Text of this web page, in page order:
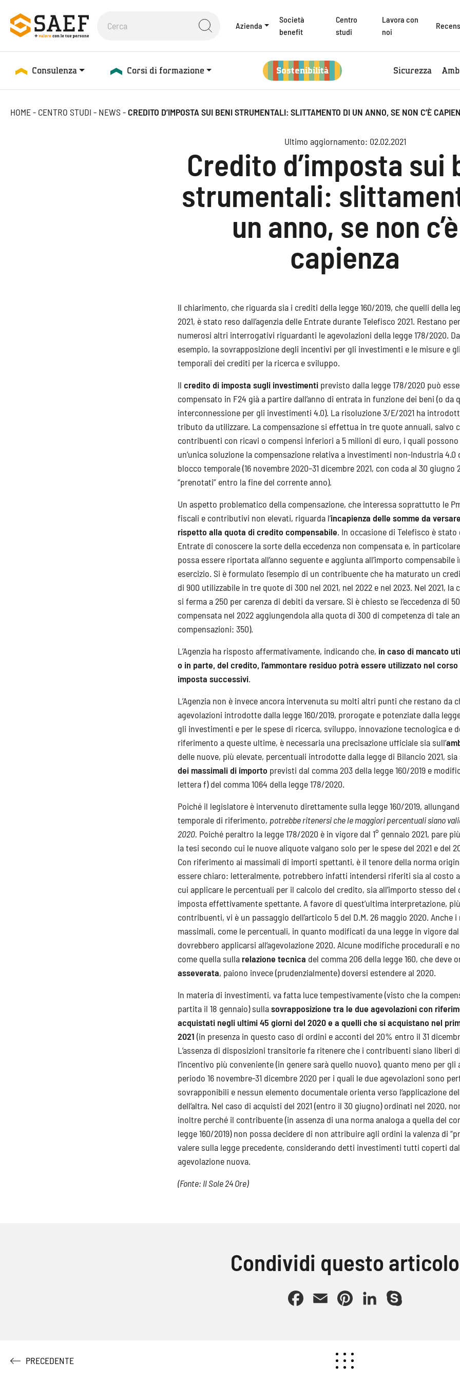
Azienda
Società
benefit
Centro
studi
Lavora con
noi
Consulenza Corsi di formazione Sostenibilità Sicurezza
HOME- CENTRO STUDI - NEWS -CREDITO D’IMPOSTA SUI BENI STRUMENTALI: SLITTAMENTO DI UN ANNO, SE NON C’È
Ultimo aggiornamento: 02.02.2021
Credito d’imposta sui
strumentali:
un anno, se non c’è
capienza
Il chiarimento, che riguarda sia i crediti della legge 160/2019, che quelli della
2021, è stato reso dall’agenzia delle Entrate durante Telefisco 2021. Restano
numerosi altri interrogativi riguardanti le agevolazioni della legge 178/2020. Da
esempio, la sovrapposizione degli incentivi per gli investimenti e le misure e
temporali dei crediti per la ricerca e sviluppo.
Il credito di imposta sugli investimenti previsto dalla legge 178/2020 può
compensato in F24 già a partire dall’anno di entrata in funzione dei beni (o da
interconnessione per gli investimenti 4.0). La risoluzione 3/E/2021 ha
tributo da utilizzare. La compensazione si effettua in tre quote annuali, salvo
contribuenti con ricavi o compensi inferiori a 5 milioni di euro, i quali possono
un’unica soluzione la compensazione relativa a investimenti non-Industria 4.0
blocco temporale (16 novembre 2020–31 dicembre 2021, con coda al 30 giugno
“prenotati” entro la fine del corrente anno).
Un aspetto problematico della compensazione, che interessa soprattutto le
fiscali e contributivi non elevati, riguarda l’incapienza delle somme da versare
rispetto alla quota di credito compensabile. In occasione di Telefisco è stato
Entrate di conoscere la sorte della eccedenza non compensata e, in particolare,
possa essere riportata all’anno seguente e aggiunta all’importo compensabile
esercizio. Si è formulato l’esempio di un contribuente che ha maturato un
di 900 utilizzabile in tre quote di 300 nel 2021, nel 2022 e nel 2023. Nel 2021, la
si ferma a 250 per carenza di debiti da versare. Si è chiesto se l’eccedenza di 50
compensata nel 2022 aggiungendola alla quota di 300 di competenza di tale
compensazioni: 350).
L’Agenzia ha risposto affermativamente, indicando che, in caso di mancato
o in parte, del credito, l’ammontare residuo potrà essere utilizzato nel corso
imposta successivi.
L’Agenzia non è invece ancora intervenuta su molti altri punti che restano da
agevolazioni introdotte dalla legge 160/2019, prorogate e potenziate dalla legge
gli investimenti e per le spese di ricerca, sviluppo, innovazione tecnologica e
riferimento a queste ultime, è necessaria una precisazione ufficiale sia sull’
delle nuove, più elevate, percentuali introdotte dalla legge di Bilancio 2021, sia
dei massimali di importo previsti dal comma 203 della legge 160/2019 e
lettera f) del comma 1064 della legge 178/2020.
Poiché il legislatore è intervenuto direttamente sulla legge 160/2019,
temporale di riferimento, potrebbe ritenersi che le maggiori percentuali siano
2020. Poiché peraltro la legge 178/2020 è in vigore dal 1° gennaio 2021, pare
la tesi secondo cui le nuove aliquote valgano solo per le spese del 2021 e del
Con riferimento ai massimali di importi spettanti, è il tenore della norma
essere chiaro: letteralmente, potrebbero infatti intendersi riferiti sia al costo
cui applicare le percentuali per il calcolo del credito, sia all’importo stesso del
imposta effettivamente spettante. A favore di quest’ultima interpretazione, più
contribuenti, vi è un passaggio dell’articolo 5 del D.M. 26 maggio 2020. Anche i
massimali, come le percentuali, in quanto modificati da una legge in vigore dal
dovrebbero applicarsi all’agevolazione 2020. Alcune modifiche procedurali e
come quella sulla relazione tecnica del comma 206 della legge 160, che deve
asseverata, paiono invece (prudenzialmente) doversi estendere al 2020.
In materia di investimenti, va fatta luce tempestivamente (visto che la
partita il 18 gennaio) sullasovrapposizione tra le due agevolazioni con
acquistati negli ultimi 45 giorni del 2020 e a quelli che si acquistano nel
2021 (in presenza in questo caso di ordini e acconti del 20% entro il 31
L’assenza di disposizioni transitorie fa ritenere che i contribuenti siano liberi di
l’incentivo più conveniente (in genere sarà quello nuovo), quanto meno per gli
periodo 16 novembre-31 dicembre 2020 per i quali le due agevolazioni sono
sovrapponibili e nessun elemento documentale orienta verso l’applicazione
dell’altra. Nel caso di acquisti del 2021 (entro il 30 giugno) ordinati nel 2020, non
inoltre perché il contribuente (in assenza di una norma analoga a quella del
legge 160/2019) non possa decidere di non attribuire agli ordini la valenza di
valere sulla legge precedente, considerando detti investimenti tutti coperti
agevolazione nuova.
(Fonte: Il Sole 24 Ore)
Condividi questo articolo
Facebook Email Pinterest LinkedIn
PRECEDENTE